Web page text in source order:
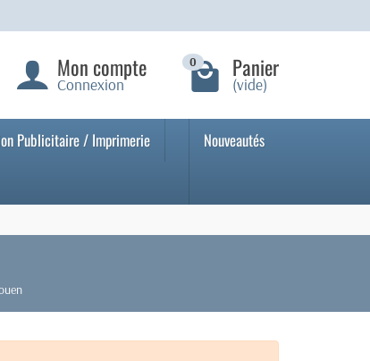
Mon compte
Connexion
0 Panier
(vide)
Publicitaire / Imprimerie
Nouveautés